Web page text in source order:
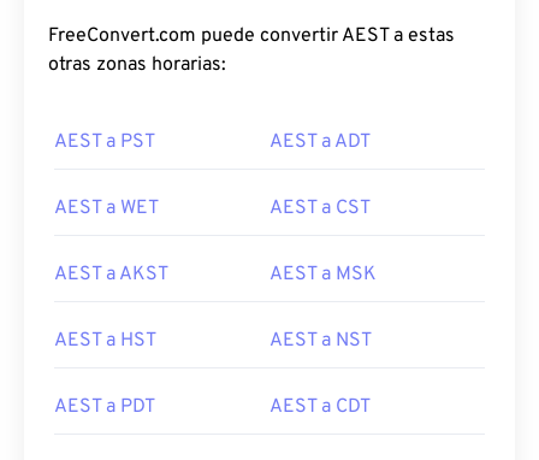
FreeConvert.com puede convertir AEST a estas
otras zonas horarias:
AEST a PST AEST a ADT
AEST a WET AEST a CST
AEST a AKST AEST a MSK
AEST a HST AEST a NST
AEST a PDT AEST a CDT